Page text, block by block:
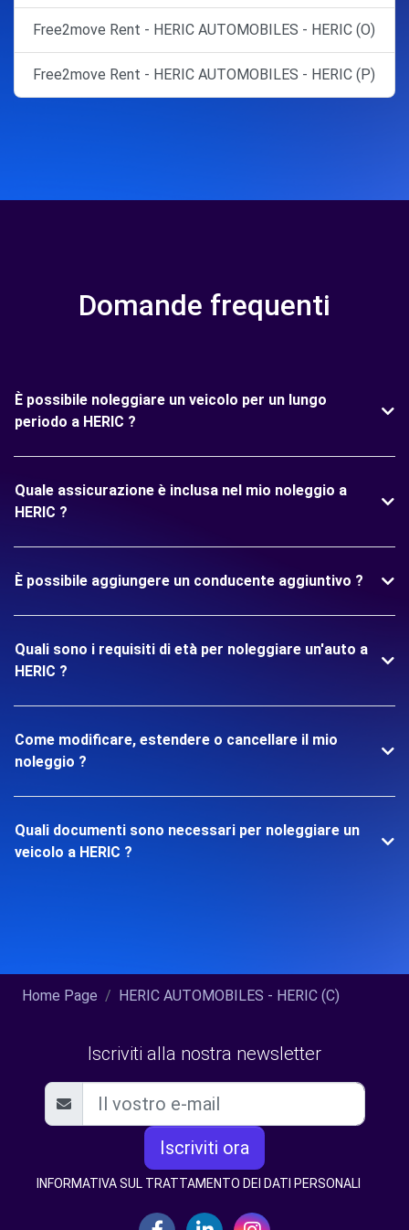
Free2move Rent - HERIC AUTOMOBILES - HERIC (O)
Free2move Rent - HERIC AUTOMOBILES - HERIC (P)
Domande frequenti
È possibile noleggiare un veicolo per un lungo
periodo a HERIC ?
Quale assicurazione è inclusa nel mio noleggio a
HERIC ?
È possibile aggiungere un conducente aggiuntivo ?
Quali sono i requisiti di età per noleggiare un'auto a
HERIC ?
Come modificare, estendere o cancellare il mio
noleggio ?
Quali documenti sono necessari per noleggiare un
veicolo a HERIC ?
Home Page HERIC AUTOMOBILES - HERIC (C)
Iscriviti alla nostra newsletter
Iscriviti ora
INFORMATIVA SUL TRATTAMENTO DEI DATI PERSONALI